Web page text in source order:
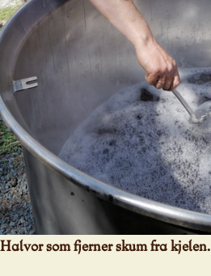
Halvor som fjerner skum fra kjelen.